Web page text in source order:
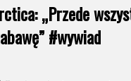
„Przede
#wywiad